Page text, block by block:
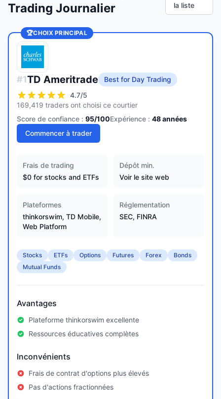
Trading Journalier
la liste
🏆CHOIX PRINCIPAL
#1TD Ameritrade
Best for Day Trading
4.7/5
169,419 traders ont choisi ce courtier
Score de confiance : 95/100Expérience : 48années
Commencer à trader
Frais de trading
$0 for stocks and ETFs
Dépôt min.
Voir le site web
Plateformes
thinkorswim, TD Mobile,
Web Platform
Réglementation
SEC, FINRA
Stocks ETFs Options Futures Forex
Bonds
Mutual Funds
Avantages
Plateforme thinkorswim excellente
Ressources éducatives complètes
Inconvénients
Frais de contrat d'options plus élevés
Pas d'actions fractionnées